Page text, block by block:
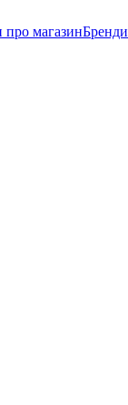
про магазинБренди